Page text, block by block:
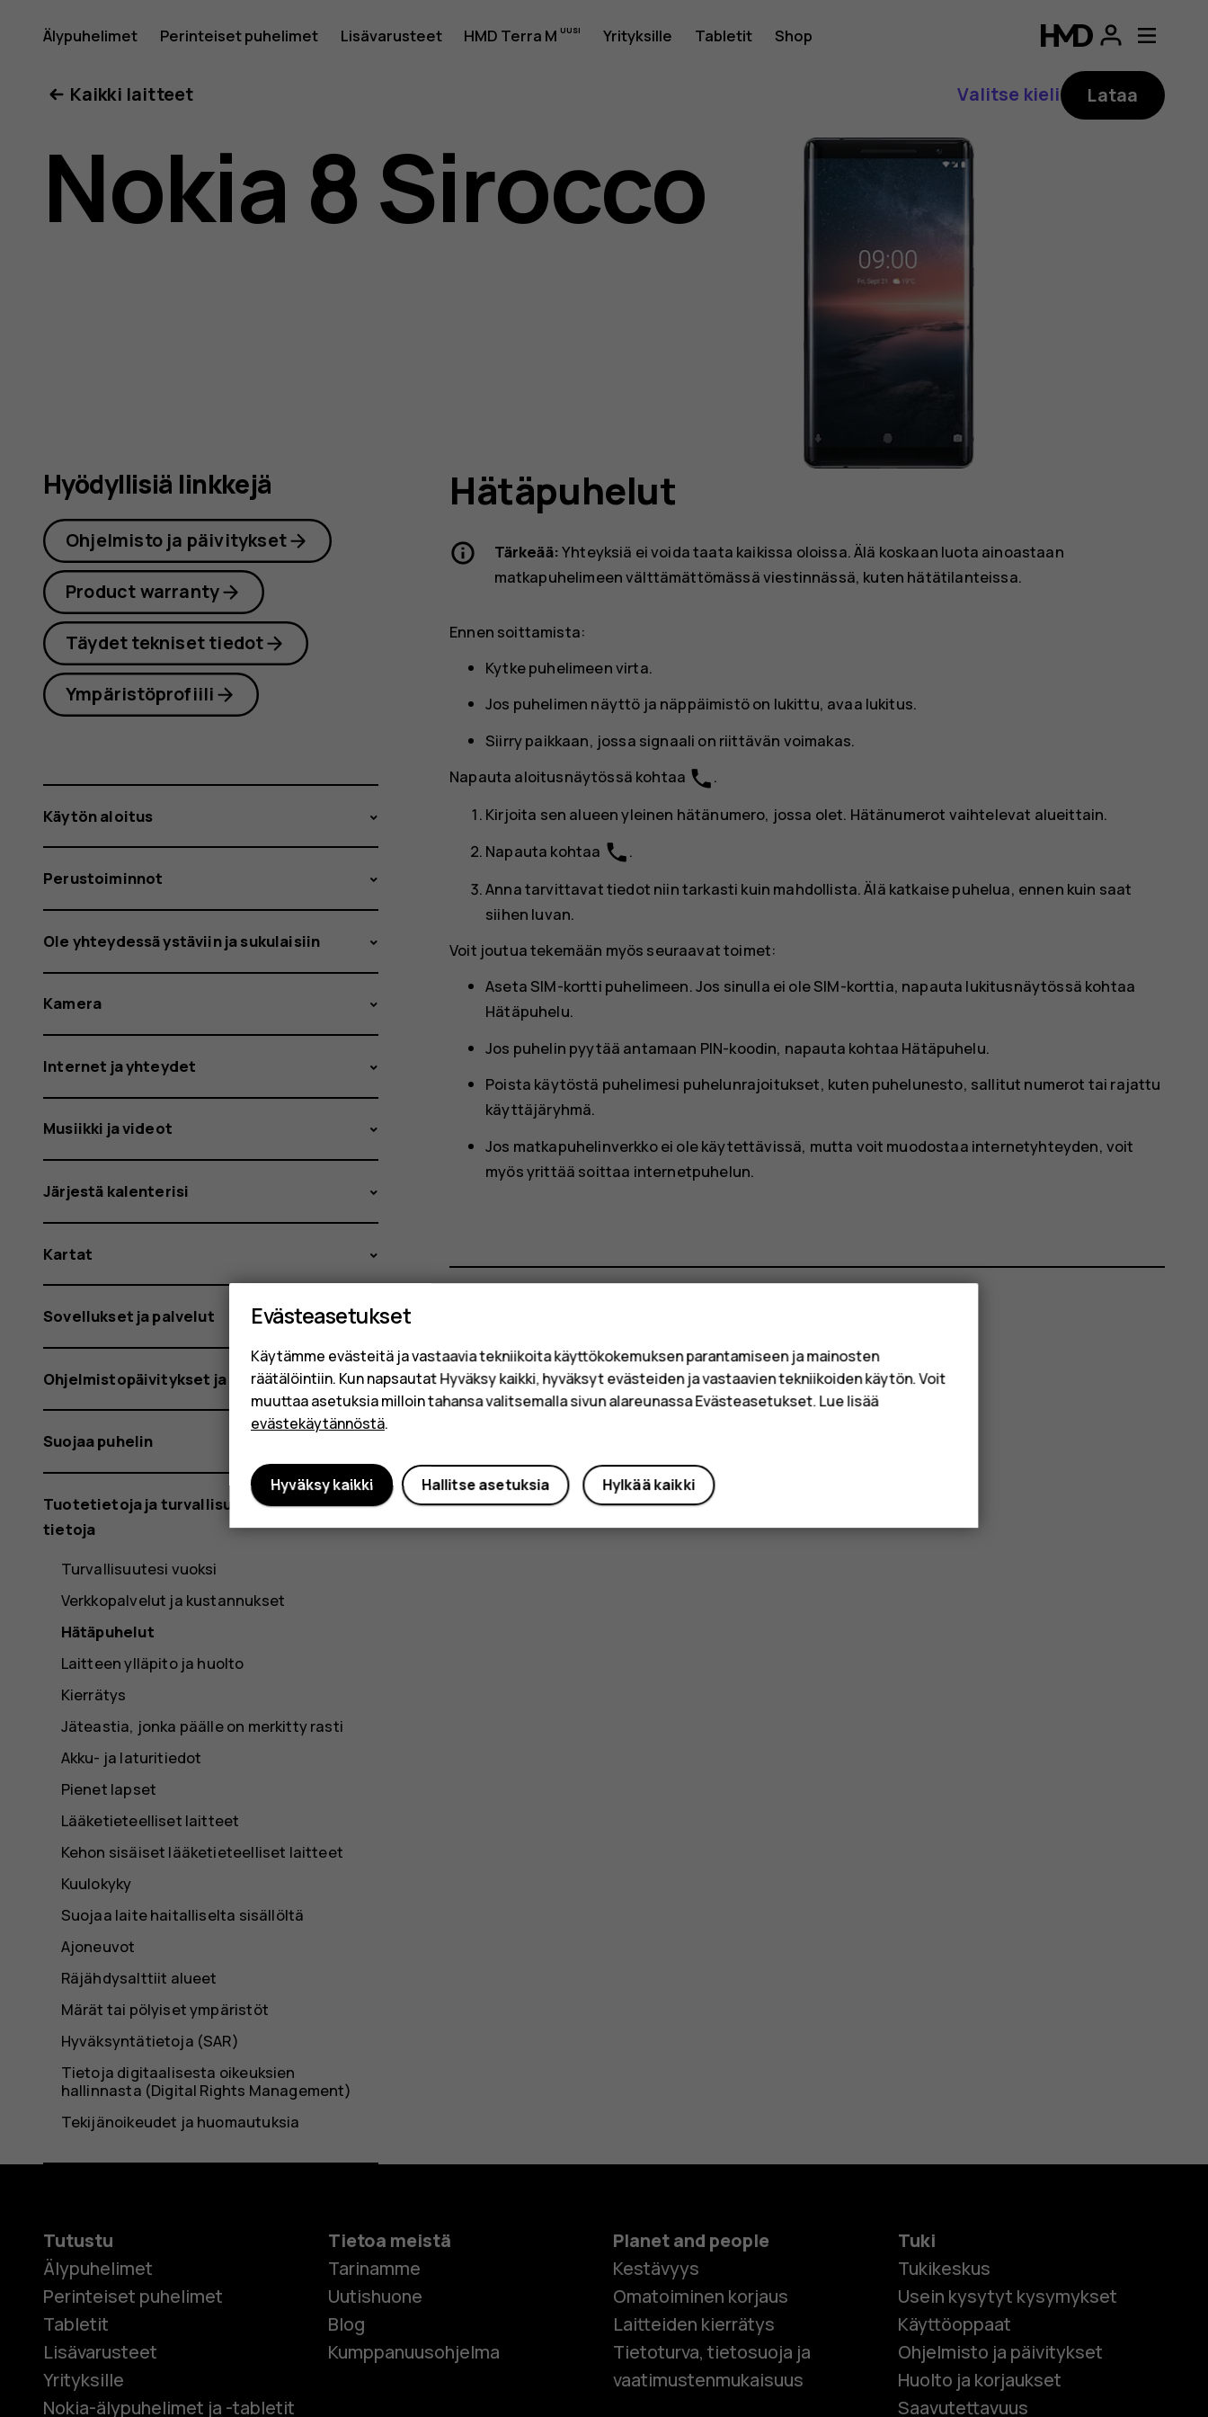
Nokia
8
Sirocco
käyttöopas
Älypuhelimet Perinteiset puhelimet Lisävarusteet HMD Terra M Yrityksille Tabletit Shop
Älypuhelimet
Kaikki laitteet
Valitse kieli Lataa
Nokia 8 Sirocco
Hätäpuhelut
Tärkeää:Yhteyksiä ei voida taata kaikissa oloissa. Älä koskaan luota ainoastaan
matkapuhelimeen välttämättömässä viestinnässä, kuten hätätilanteissa.
Ennen soittamista:
Kytke puhelimeen virta.
Jos puhelimen näyttö ja näppäimistö on lukittu, avaa lukitus.
Siirry paikkaan, jossa signaali on riittävän voimakas.
Napauta aloitusnäytössä kohtaa phone.
Kirjoita sen alueen yleinen hätänumero, jossa olet. Hätänumerot vaihtelevat alueittain.
Napauta kohtaa phone.
Anna tarvittavat tiedot niin tarkasti kuin mahdollista. Älä katkaise puhelua, ennen kuin saat
siihen luvan.
Voit joutua tekemään myös seuraavat toimet:
Aseta SIM-kortti puhelimeen. Jos sinulla ei ole SIM-korttia, napauta lukitusnäytössä kohtaa
Hätäpuhelu.
Jos puhelin pyytää antamaan PIN-koodin, napauta kohtaa Hätäpuhelu.
Poista käytöstä puhelimesi puhelunrajoitukset, kuten puhelunesto, sallitut numerot tai rajattu
käyttäjäryhmä.
Jos matkapuhelinverkko ei ole käytettävissä, mutta voit muodostaa internetyhteyden, voit
myös yrittää soittaa internetpuhelun.
Kyllä Ei
Hyödyllisiä linkkejä
Ohjelmisto ja päivitykset
Product warranty
Täydet tekniset tiedot
Ympäristöprofiili
Käytön aloitus
Perustoiminnot
Ole yhteydessä ystäviin ja sukulaisiin
Kamera
Internet ja yhteydet
Musiikki ja videot
Järjestä kalenterisi
Kartat
Sovellukset ja palvelut
Ohjelmistopäivitykset ja varmuuskopiot
Suojaa puhelin
Tuotetietoja ja turvallisuutta koskevia
tietoja
Turvallisuutesi vuoksi
Verkkopalvelut ja kustannukset
Hätäpuhelut
Laitteen ylläpito ja huolto
Kierrätys
Jäteastia, jonka päälle on merkitty rasti
Akku- ja laturitiedot
Pienet lapset
Lääketieteelliset laitteet
Kehon sisäiset lääketieteelliset laitteet
Kuulokyky
Suojaa laite haitalliselta sisällöltä
Ajoneuvot
Räjähdysalttiit alueet
Märät tai pölyiset ympäristöt
Hyväksyntätietoja (SAR)
Tietoja digitaalisesta oikeuksien
hallinnasta (Digital Rights Management)
Tekijänoikeudet ja huomautuksia
Tutustu
Älypuhelimet
Perinteiset puhelimet
Tabletit
Lisävarusteet
Yrityksille
Nokia-älypuhelimet ja -tabletit
Tietoa meistä
Tarinamme
Uutishuone
Blog
Kumppanuusohjelma
Planet and people
Kestävyys
Omatoiminen korjaus
Laitteiden kierrätys
Tietoturva, tietosuoja ja
vaatimustenmukaisuus
Tuki
Tukikeskus
Usein kysytyt kysymykset
Käyttöoppaat
Ohjelmisto ja päivitykset
Huolto ja korjaukset
Saavutettavuus
Evästeasetukset
Käytämme evästeitä ja vastaavia tekniikoita käyttökokemuksen parantamiseen ja mainosten
räätälöintiin. Kun napsautat Hyväksy kaikki, hyväksyt evästeiden ja vastaavien tekniikoiden käytön. Voit
muuttaa asetuksia milloin tahansa valitsemalla sivun alareunassa Evästeasetukset. Lue lisää
evästekäytännöstä.
Hylkää kaikki
Hallitse asetuksia
Hyväksy kaikki